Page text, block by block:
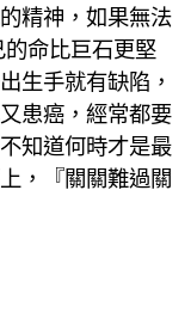
精神，如果無法
命比巨石更堅
生手就有缺陷，
患癌，經常都要
知道何時才是最
，『關關難過關